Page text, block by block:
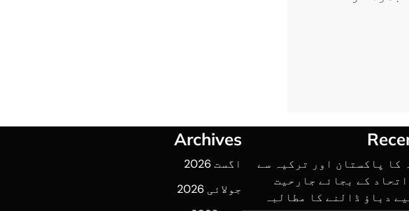
کا پاکستان اور ترکیہ سے
کے بجائے جارحیت
دباؤ ڈالنے کا مطالبہ
Archives
اگست 2026
جولائی 2026